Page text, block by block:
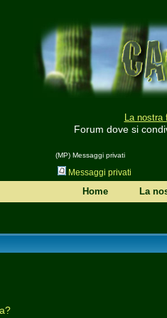
La nostra
Forum dove si
(MP) Messaggi privati
Messaggi privati
Home La